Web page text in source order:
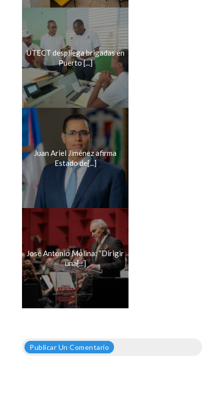
UTECT despliega brigadas en
Puerto [...]
Juan Ariel Jiménez afirma
Estado de[...]
José Antonio Molina: “Dirigir
una[...]
Publicar Un Comentario